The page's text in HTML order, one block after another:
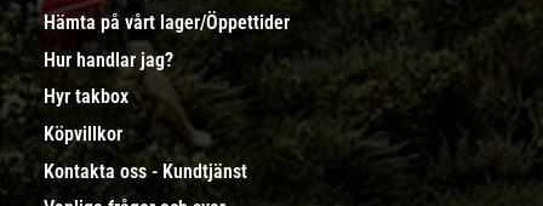
Hämta på vårt lager/Öppettider
Hur handlar jag?
Hyr takbox
Köpvillkor
Kontakta oss - Kundtjänst